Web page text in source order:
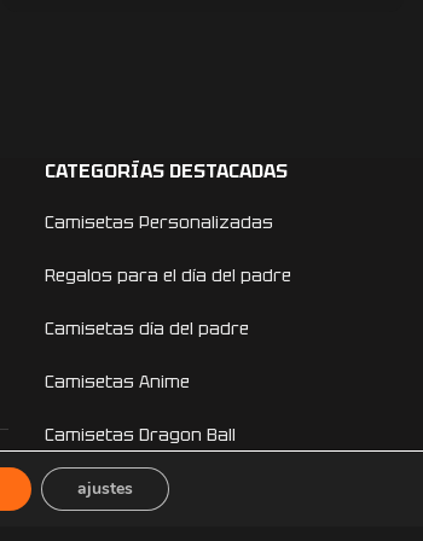
CATEGORÍAS DESTACADAS
Camisetas Personalizadas
Regalos para el día del padre
Camisetas día del padre
Camisetas Anime
Camisetas Dragon Ball
Camisetas One Piece
ajustes